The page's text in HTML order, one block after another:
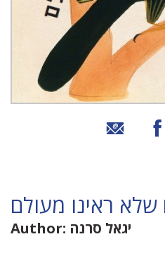
אימייל
שלא ראינו מעולם
Author: יגאל סרנה